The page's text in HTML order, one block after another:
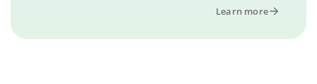
Learn more